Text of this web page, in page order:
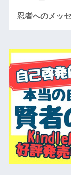
忍者へのメッ